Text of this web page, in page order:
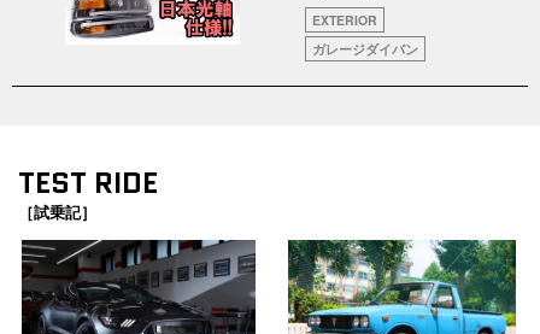
EXTERIOR
ガレージダイバン
TEST RIDE
［試乗記］